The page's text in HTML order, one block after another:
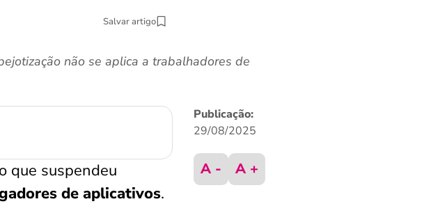
Salvar artigo
não se aplica a trabalhadores de
que suspendeu
de aplicativos.
Publicação:
29/08/2025
A - A +